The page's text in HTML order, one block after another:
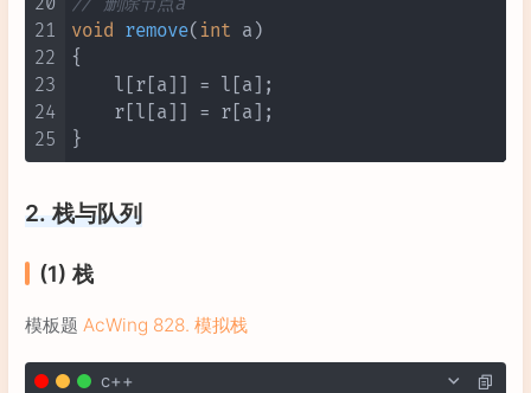
21
22
23
24
25
void remove( int a)
{
    l[r[a]] = l[a];
    r[l[a]] = r[a];
2. 栈与队列
(1) 栈
模板题 AcWing 828. 模拟栈
c++